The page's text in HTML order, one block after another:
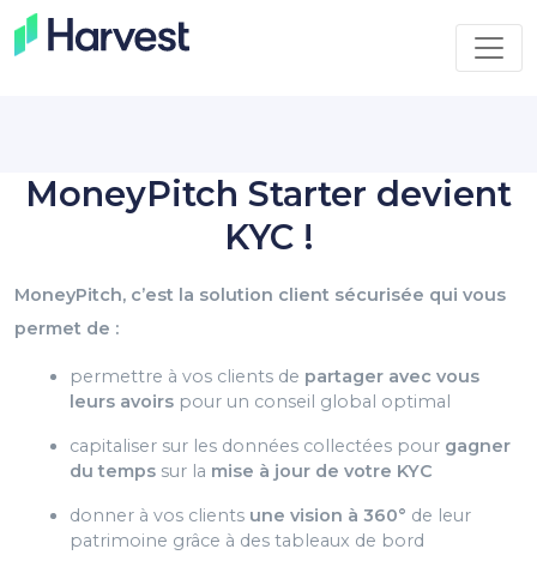
MoneyPitch Starter devient
KYC !
MoneyPitch, c’est la solution client sécurisée qui vous
permet de :
permettre à vos clients de partager avec vous
leurs avoirs pour un conseil global optimal
capitaliser sur les données collectées pour gagner
du temps sur la mise à jour de votre KYC
donner à vos clients une vision à 360° de leur
patrimoine grâce à des tableaux de bord